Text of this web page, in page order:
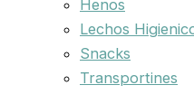
Henos
Lechos
Snacks
Transportines